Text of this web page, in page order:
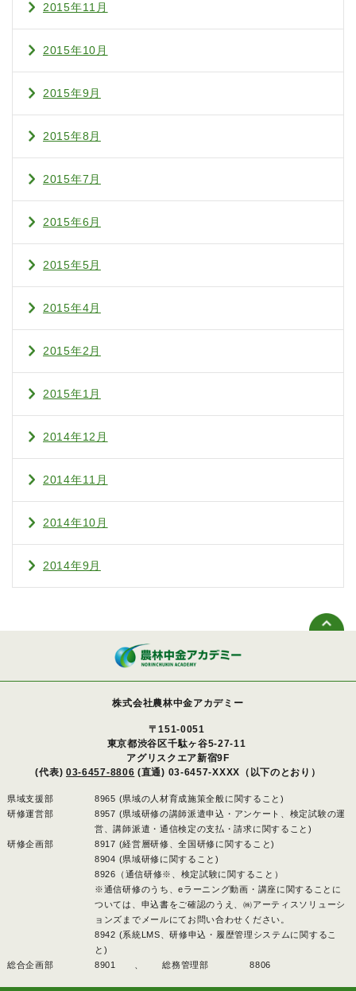
2015年11月
2015年10月
2015年9月
2015年8月
2015年7月
2015年6月
2015年5月
2015年4月
2015年2月
2015年1月
2014年12月
2014年11月
2014年10月
2014年9月
株式会社農林中金アカデミー
〒151-0051
東京都渋谷区千駄ヶ谷5-27-11
アグリスクエア新宿9F
(代表) 03-6457-8806 (直通) 03-6457-XXXX（以下のとおり）
県域支援部
8965 (県域の人材育成施策全般に関すること)
研修運営部
8957 (県域研修の講師派遣申込・アンケート、検定試験の運
営、講師派遣・通信検定の支払・請求に関すること)
研修企画部
8917 (経営層研修、全国研修に関すること)
8904 (県域研修に関すること)
8926（通信研修※、検定試験に関すること）
※通信研修のうち、eラーニング動画・講座に関することに
ついては、申込書をご確認のうえ、㈱アーティスソリューシ
ョンズまでメールにてお問い合わせください。
8942 (系統LMS、研修申込・履歴管理システムに関するこ
と)
総合企画部
8901 、総務管理部 8806